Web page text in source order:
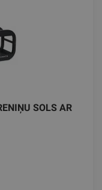
SOLS AR